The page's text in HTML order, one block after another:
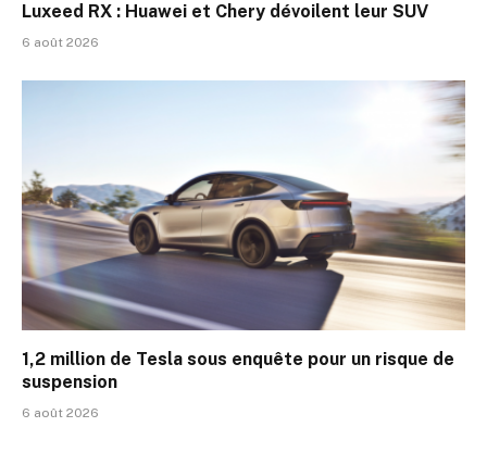
Luxeed RX : Huawei et Chery dévoilent leur SUV
6 août 2026
1,2 million de Tesla sous enquête pour un risque de
suspension
6 août 2026